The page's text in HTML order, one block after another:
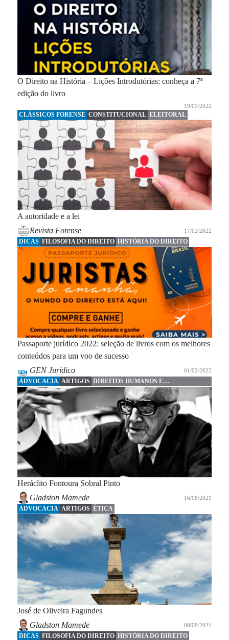
O Direito na História – Lições Introdutórias: conheça a 7ª
edição do livro
19/09/2022
CLÁSSICOS FORENSE CONSTITUCIONAL ELEITORAL
A autoridade e a lei
Revista Forense
17/02/2022
DICAS FILOSOFIA DO DIREITO HISTÓRIA DO DIREITO
Passaporte jurídico 2022: seleção de livros com os melhores
conteúdos para um voo de sucesso
GEN Jurídico
01/02/2022
ADVOCACIA ARTIGOS DIREITOS HUMANOS E
FUNDAMENTAIS
Heráclito Fontoura Sobral Pinto
Gladston Mamede
16/08/2021
ADVOCACIA ARTIGOS ÉTICA
José de Oliveira Fagundes
Gladston Mamede
09/08/2021
DICAS FILOSOFIA DO DIREITO HISTÓRIA DO DIREITO